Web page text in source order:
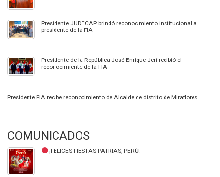
Presidente JUDECAP brindó reconocimiento institucional a
presidente de la FIA
Presidente de la República José Enrique Jerí recibió el
reconocimiento de la FIA
Presidente FIA recibe reconocimiento de Alcalde de distrito de Miraflores
COMUNICADOS
¡FELICES FIESTAS PATRIAS, PERÚ!